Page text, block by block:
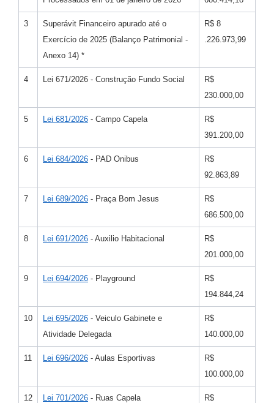
3
Superávit Financeiro apurado até o
Exercício de 2025 (Balanço Patrimonial -
Anexo 14) *
R$ 8
.226.973,99
4 Lei 671/2026 - Construção Fundo Social
R$
230.000,00
5 Lei 681/2026 - Campo Capela
R$
391.200,00
6 Lei 684/2026 - PAD Onibus
R$
92.863,89
7 Lei 689/2026 - Praça Bom Jesus
R$
686.500,00
8 Lei 691/2026 - Auxilio Habitacional
R$
201.000,00
9 Lei 694/2026 - Playground
R$
194.844,24
10 Lei 695/2026 - Veiculo Gabinete e
Atividade Delegada
R$
140.000,00
11 Lei 696/2026 - Aulas Esportivas
R$
100.000,00
12 Lei 701/2026 - Ruas Capela
R$